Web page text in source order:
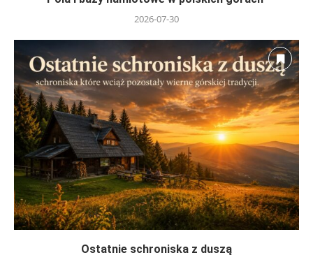
2026-07-30
Ostatnie schroniska z duszą